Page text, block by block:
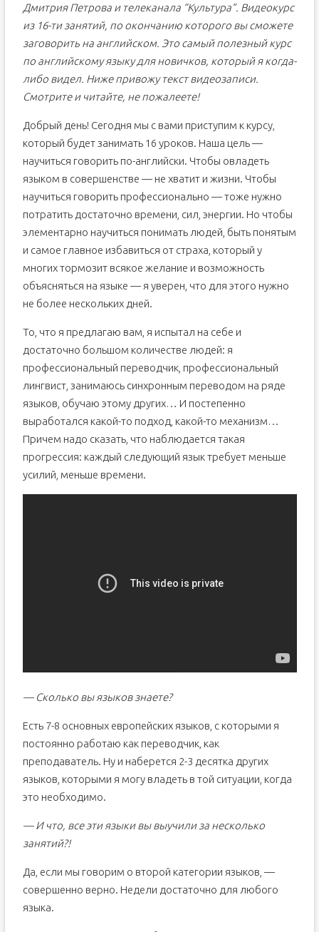
Дмитрия Петрова и телеканала “Культура”. Видеокурс
из 16-ти занятий, по окончанию которого вы сможете
заговорить на английском. Это самый полезный курс
по английскому языку для новичков, который я когда-
либо видел. Ниже привожу текст видеозаписи.
Смотрите и читайте, не пожалеете!
Добрый день! Сегодня мы с вами приступим к курсу,
который будет занимать 16 уроков. Наша цель —
научиться говорить по-английски. Чтобы овладеть
языком в совершенстве — не хватит и жизни. Чтобы
научиться говорить профессионально — тоже нужно
потратить достаточно времени, сил, энергии. Но чтобы
элементарно научиться понимать людей, быть понятым
и самое главное избавиться от страха, который у
многих тормозит всякое желание и возможность
объясняться на языке — я уверен, что для этого нужно
не более нескольких дней.
То, что я предлагаю вам, я испытал на себе и
достаточно большом количестве людей: я
профессиональный переводчик, профессиональный
лингвист, занимаюсь синхронным переводом на ряде
языков, обучаю этому других… И постепенно
выработался какой-то подход, какой-то механизм…
Причем надо сказать, что наблюдается такая
прогрессия: каждый следующий язык требует меньше
усилий, меньше времени.
— Сколько вы языков знаете?
Есть 7-8 основных европейских языков, с которыми я
постоянно работаю как переводчик, как
преподаватель. Ну и наберется 2-3 десятка других
языков, которыми я могу владеть в той ситуации, когда
это необходимо.
— И что, все эти языки вы выучили за несколько
занятий?!
Да, если мы говорим о второй категории языков, —
совершенно верно. Недели достаточно для любого
языка.